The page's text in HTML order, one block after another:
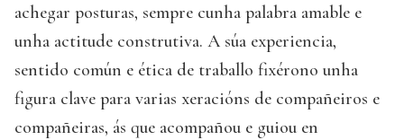
achegar posturas, sempre cunha palabra amable e
unha actitude construtiva. A súa experiencia,
sentido común e ética de traballo fixérono unha
figura clave para varias xeracións de compañeiros e
compañeiras, ás que acompañou e guiou en